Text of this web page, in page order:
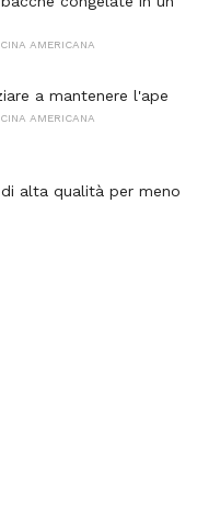
AMERICANA
a mantenere l'ape
AMERICANA
alta qualità per meno